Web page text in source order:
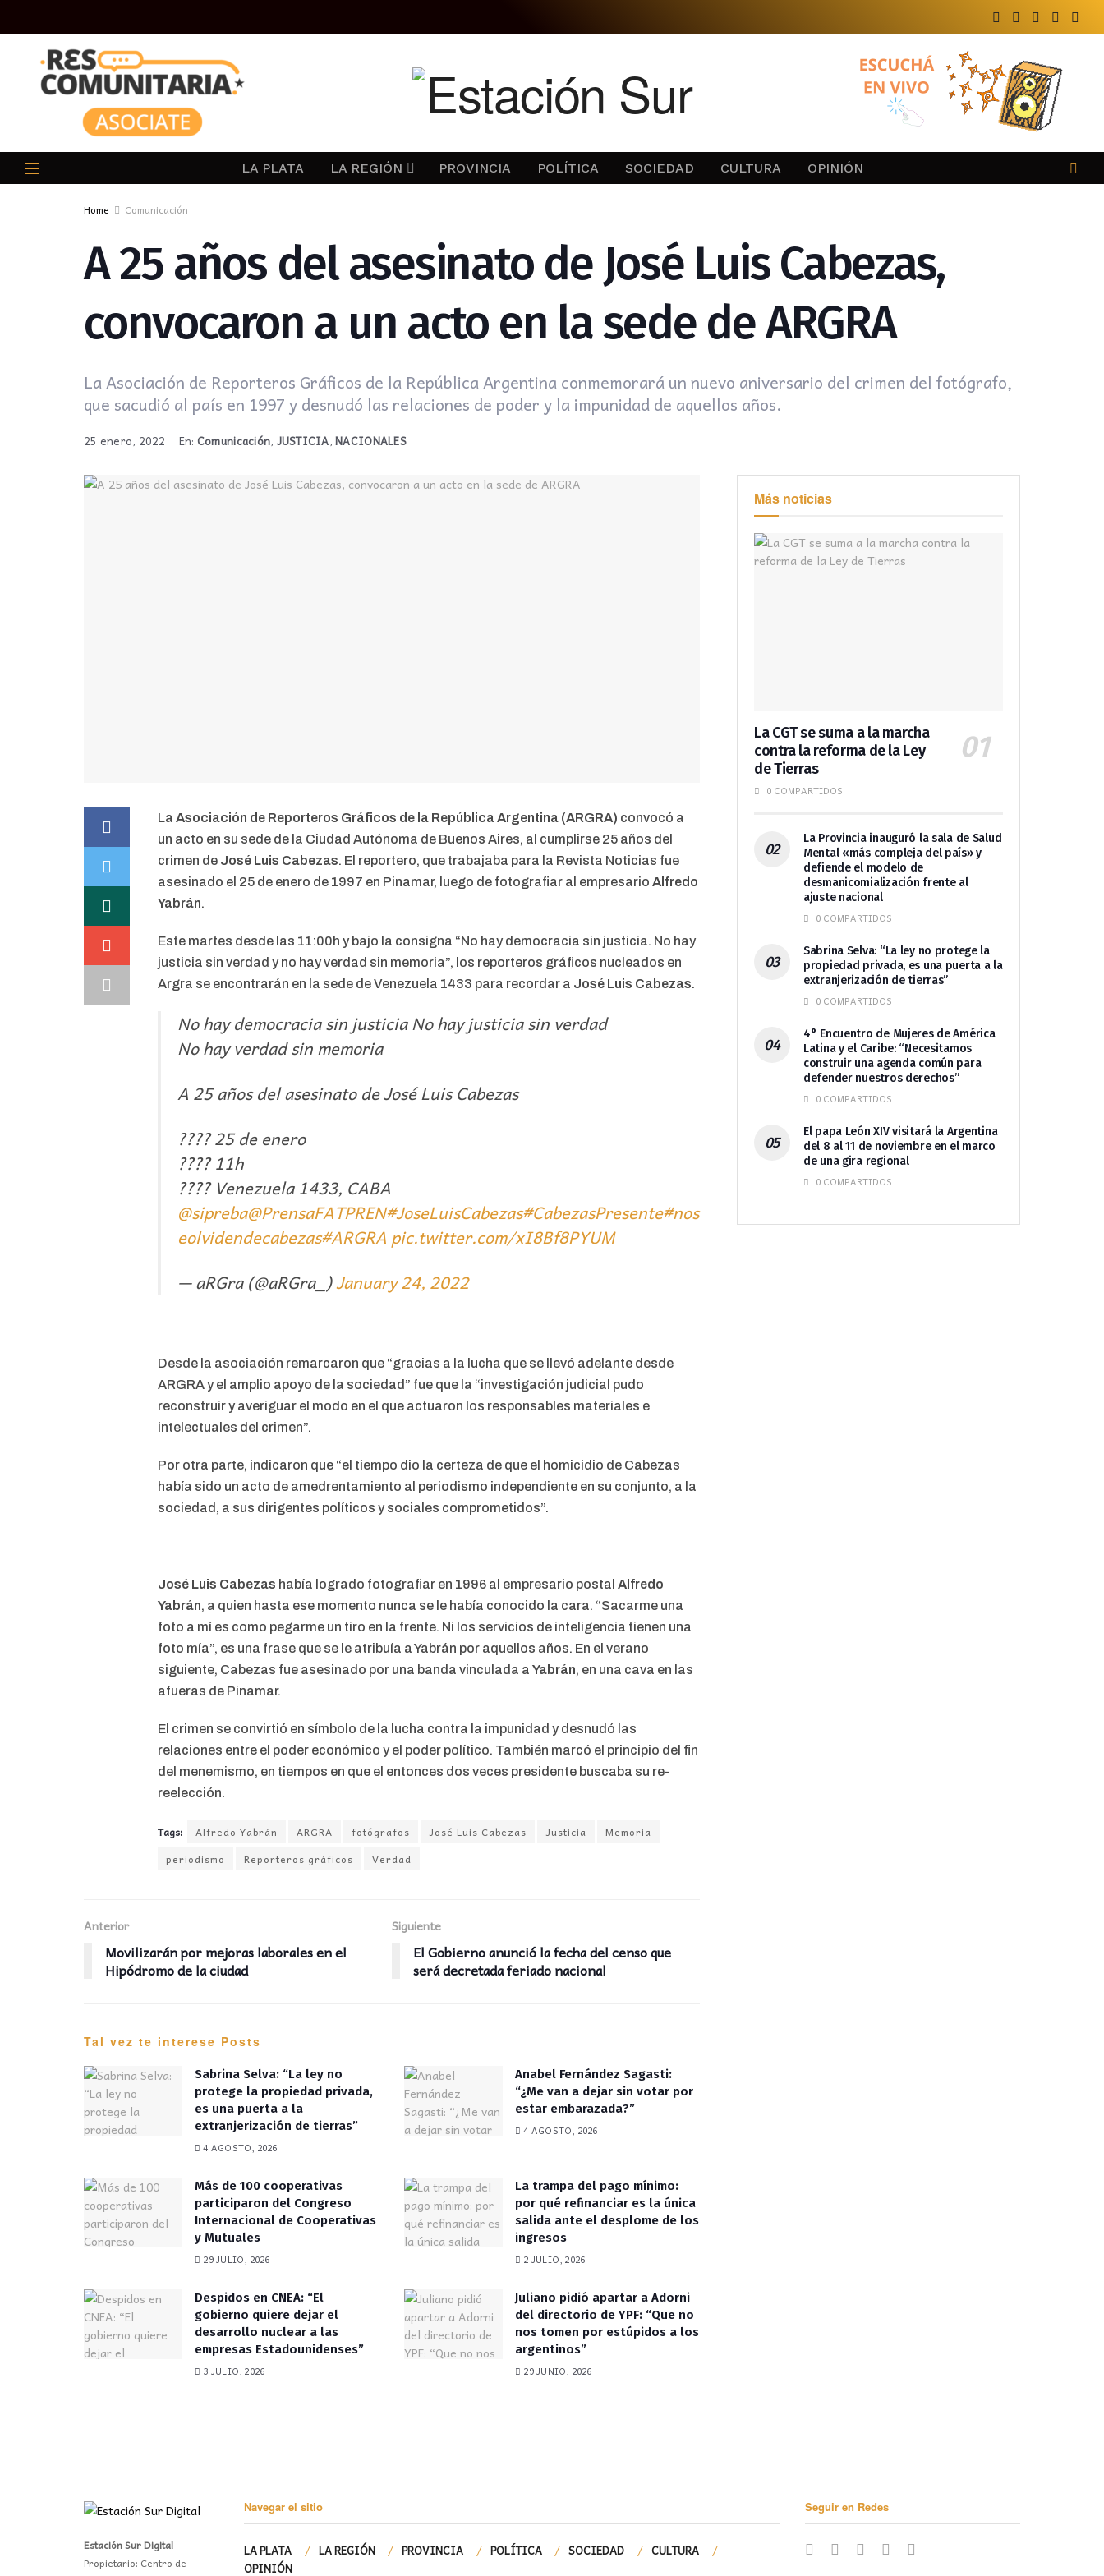
LA PLATA LA REGIÓN PROVINCIA POLÍTICA SOCIEDAD CULTURA OPINIÓN
Home Comunicación
A 25 años del asesinato de José Luis Cabezas,
convocaron a un acto en la sede de ARGRA
La Asociación de Reporteros Gráficos de la República Argentina conmemorará un nuevo aniversario del crimen del fotógrafo,
que sacudió al país en 1997 y desnudó las relaciones de poder y la impunidad de aquellos años.
25 enero, 2022 En: Comunicación, JUSTICIA,NACIONALES
La Asociación de Reporteros Gráficos de la República Argentina (ARGRA) convocó a
un acto en su sede de la Ciudad Autónoma de Buenos Aires, al cumplirse 25 años del
crimen de José Luis Cabezas. El reportero, que trabajaba para la Revista Noticias fue
asesinado el 25 de enero de 1997 en Pinamar, luego de fotografiar al empresario Alfredo
Yabrán.
Este martes desde las 11:00h y bajo la consigna “No hay democracia sin justicia. No hay
justicia sin verdad y no hay verdad sin memoria”, los reporteros gráficos nucleados en
Argra se encontrarán en la sede de Venezuela 1433 para recordar a José Luis Cabezas.
No hay democracia sin justicia No hay justicia sin verdad
No hay verdad sin memoria
A 25 años del asesinato de José Luis Cabezas
????️ 25 de enero
???? 11h
???? Venezuela 1433, CABA
@sipreba@PrensaFATPREN#JoseLuisCabezas#CabezasPresente#nos
eolvidendecabezas#ARGRA pic.twitter.com/xI8Bf8PYUM
— aRGra (@aRGra_)January 24, 2022
Desde la asociación remarcaron que “gracias a la lucha que se llevó adelante desde
ARGRA y el amplio apoyo de la sociedad” fue que la “investigación judicial pudo
reconstruir y averiguar el modo en el que actuaron los responsables materiales e
intelectuales del crimen”.
Por otra parte, indicaron que “el tiempo dio la certeza de que el homicidio de Cabezas
había sido un acto de amedrentamiento al periodismo independiente en su conjunto, a la
sociedad, a sus dirigentes políticos y sociales comprometidos”.
José Luis Cabezas había logrado fotografiar en 1996 al empresario postal Alfredo
Yabrán, a quien hasta ese momento nunca se le había conocido la cara. “Sacarme una
foto a mí es como pegarme un tiro en la frente. Ni los servicios de inteligencia tienen una
foto mía”, es una frase que se le atribuía a Yabrán por aquellos años. En el verano
siguiente, Cabezas fue asesinado por una banda vinculada a Yabrán, en una cava en las
afueras de Pinamar.
El crimen se convirtió en símbolo de la lucha contra la impunidad y desnudó las
relaciones entre el poder económico y el poder político. También marcó el principio del fin
del menemismo, en tiempos en que el entonces dos veces presidente buscaba su re-
reelección.
Tags: Alfredo Yabrán ARGRA fotógrafos José Luis Cabezas Justicia
Memoria
periodismo
Reporteros gráficos Verdad
Anterior
Movilizarán por mejoras laborales en el
Hipódromo de la ciudad
Siguiente
El Gobierno anunció la fecha del censo que
será decretada feriado nacional
Tal vez te interese Posts
Sabrina Selva: “La ley no
protege la propiedad privada,
es una puerta a la
extranjerización de tierras”
4 AGOSTO, 2026
Anabel Fernández Sagasti:
“¿Me van a dejar sin votar por
estar embarazada?”
4 AGOSTO, 2026
Más de 100 cooperativas
participaron del Congreso
Internacional de Cooperativas
y Mutuales
29 JULIO, 2026
La trampa del pago mínimo:
por qué refinanciar es la única
salida ante el desplome de los
ingresos
2 JULIO, 2026
Despidos en CNEA: “El
gobierno quiere dejar el
desarrollo nuclear a las
empresas Estadounidenses”
3 JULIO, 2026
Juliano pidió apartar a Adorni
del directorio de YPF: “Que no
nos tomen por estúpidos a los
argentinos”
29 JUNIO, 2026
Más noticias
La CGT se suma a la marcha
contra la reforma de la Ley
de Tierras
0 COMPARTIDOS
La Provincia inauguró la sala de Salud
Mental «más compleja del país» y
defiende el modelo de
desmanicomialización frente al
ajuste nacional
0 COMPARTIDOS
Sabrina Selva: “La ley no protege la
propiedad privada, es una puerta a la
extranjerización de tierras”
0 COMPARTIDOS
4° Encuentro de Mujeres de América
Latina y el Caribe: “Necesitamos
construir una agenda común para
defender nuestros derechos”
0 COMPARTIDOS
El papa León XIV visitará la Argentina
del 8 al 11 de noviembre en el marco
de una gira regional
0 COMPARTIDOS
Estación Sur Digital
Propietario: Centro de
Navegar el sitio
LA PLATA LA REGIÓN PROVINCIA POLÍTICA SOCIEDAD
CULTURA
OPINIÓN
Seguir en Redes